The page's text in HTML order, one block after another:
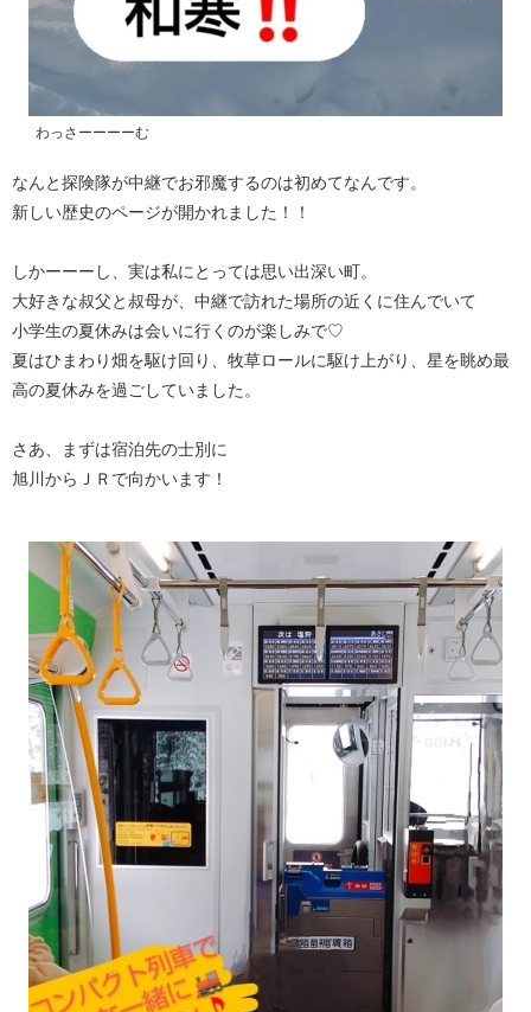
わっさーーーーむ
なんと探険隊が中継でお邪魔するのは初めてなんです。
新しい歴史のページが開かれました！！
しかーーーし、実は私にとっては思い出深い町。
大好きな叔父と叔母が、中継で訪れた場所の近くに住んでいて
小学生の夏休みは会いに行くのが楽しみで♡
夏はひまわり畑を駆け回り、牧草ロールに駆け上がり、星を眺め最
高の夏休みを過ごしていました。
さあ、まずは宿泊先の士別に
旭川からＪＲで向かいます！